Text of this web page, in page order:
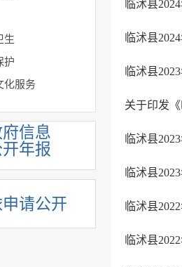
生
护
化服务
项目
示
信息
年报
申请公开
临沭县
临沭县
临沭县
关于印发
临沭县
临沭县
临沭县
临沭县